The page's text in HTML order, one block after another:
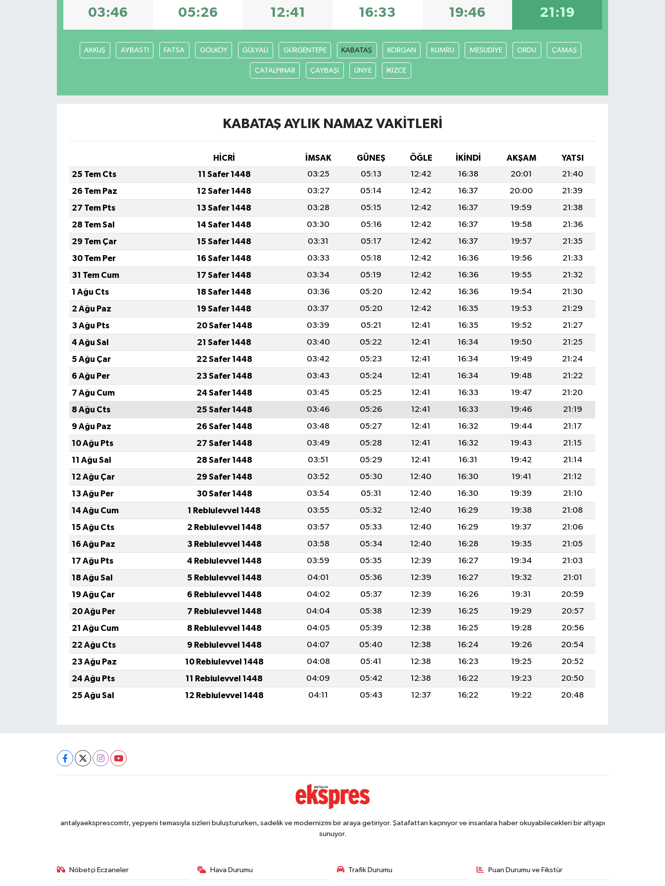
03:46 05:26 12:41 16:33 19:46 21:19
AKKUŞ AYBASTI FATSA GÖLKÖY GÜLYALI GÜRGENTEPE KABATAŞ KORGAN KUMRU MESUDİYE ORDU ÇAMAŞ
ÇATALPINAR ÇAYBAŞI ÜNYE İKİZCE
KABATAŞ AYLIK NAMAZ VAKITLERI
HİCRİ İMSAK GÜNEŞ ÖĞLE İKINDI AKŞAM
YATSI
25 Tem Cts
11 Safer 1448 03:25 05:13 12:42 16:38 20:01
21:40
26 Tem Paz
12 Safer 1448 03:27 05:14 12:42 16:37 20:00
21:39
27 Tem Pts
13 Safer 1448 03:28 05:15 12:42 16:37 19:59
21:38
28 Tem Sal
14 Safer 1448 03:30 05:16 12:42 16:37 19:58
21:36
29 Tem Çar
15 Safer 1448 03:31 05:17 12:42 16:37 19:57
21:35
30 Tem Per
16 Safer 1448 03:33 05:18 12:42 16:36 19:56
21:33
31 Tem Cum
17 Safer 1448 03:34 05:19 12:42 16:36 19:55
21:32
1 Ağu Cts
18 Safer 1448 03:36 05:20 12:42 16:36 19:54
21:30
2 Ağu Paz
19 Safer 1448 03:37 05:20 12:42 16:35 19:53
21:29
3 Ağu Pts
20 Safer 1448 03:39 05:21 12:41 16:35 19:52
21:27
4 Ağu Sal
21 Safer 1448 03:40 05:22 12:41 16:34 19:50
21:25
5 Ağu Çar
22 Safer 1448 03:42 05:23 12:41 16:34 19:49
21:24
6 Ağu Per
23 Safer 1448 03:43 05:24 12:41 16:34 19:48
21:22
7 Ağu Cum
24 Safer 1448 03:45 05:25 12:41 16:33 19:47
21:20
8 Ağu Cts
25 Safer 1448 03:46 05:26 12:41 16:33 19:46
21:19
9 Ağu Paz
26 Safer 1448 03:48 05:27 12:41 16:32 19:44
21:17
10 Ağu Pts
27 Safer 1448 03:49 05:28 12:41 16:32 19:43
21:15
11 Ağu Sal
28 Safer 1448 03:51 05:29 12:41 16:31 19:42
21:14
12 Ağu Çar
29 Safer 1448 03:52 05:30 12:40 16:30 19:41
21:12
13 Ağu Per
30 Safer 1448 03:54 05:31 12:40 16:30 19:39
21:10
14 Ağu Cum
1 Rebiulevvel 1448 03:55 05:32 12:40 16:29 19:38
21:08
15 Ağu Cts
2 Rebiulevvel 1448 03:57 05:33 12:40 16:29 19:37
21:06
16 Ağu Paz
3 Rebiulevvel 1448 03:58 05:34 12:40 16:28 19:35
21:05
17 Ağu Pts
4 Rebiulevvel 1448 03:59 05:35 12:39 16:27 19:34
21:03
18 Ağu Sal
5 Rebiulevvel 1448 04:01 05:36 12:39 16:27 19:32
21:01
19 Ağu Çar
6 Rebiulevvel 1448 04:02 05:37 12:39 16:26 19:31
20:59
20 Ağu Per
7 Rebiulevvel 1448 04:04 05:38 12:39 16:25 19:29
20:57
21 Ağu Cum
8 Rebiulevvel 1448 04:05 05:39 12:38 16:25 19:28
20:56
22 Ağu Cts
9 Rebiulevvel 1448 04:07 05:40 12:38 16:24 19:26
20:54
23 Ağu Paz
10 Rebiulevvel 1448 04:08 05:41 12:38 16:23 19:25
20:52
24 Ağu Pts
11 Rebiulevvel 1448 04:09 05:42 12:38 16:22 19:23
20:50
25 Ağu Sal
12 Rebiulevvel 1448 04:11 05:43 12:37 16:22 19:22 20:48
antalyaeksprescomtr, yepyeni temasıyla sizleri buluştururken, sadelik ve modernizmi bir araya getiriyor. Şatafattan kaçınıyor ve insanlara haber okuyabilecekleri bir altyapı
sunuyor.
Nöbetçi Eczaneler Hava Durumu Trafik Durumu Puan Durumu ve Fikstür
YAZARLAR